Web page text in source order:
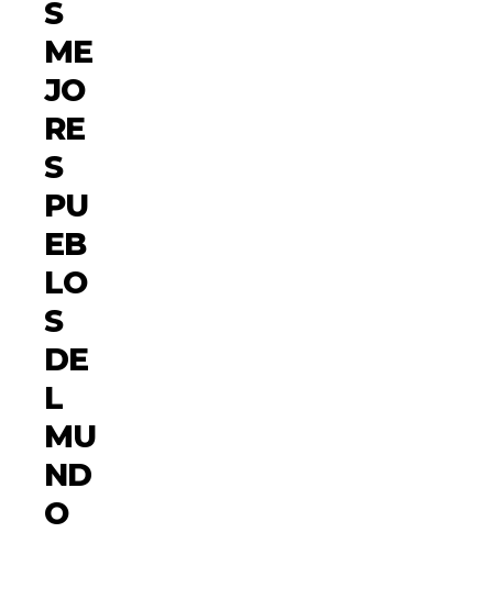
S
ME
JO
RE
S
PU
EB
LO
S
DE
L
MU
ND
O